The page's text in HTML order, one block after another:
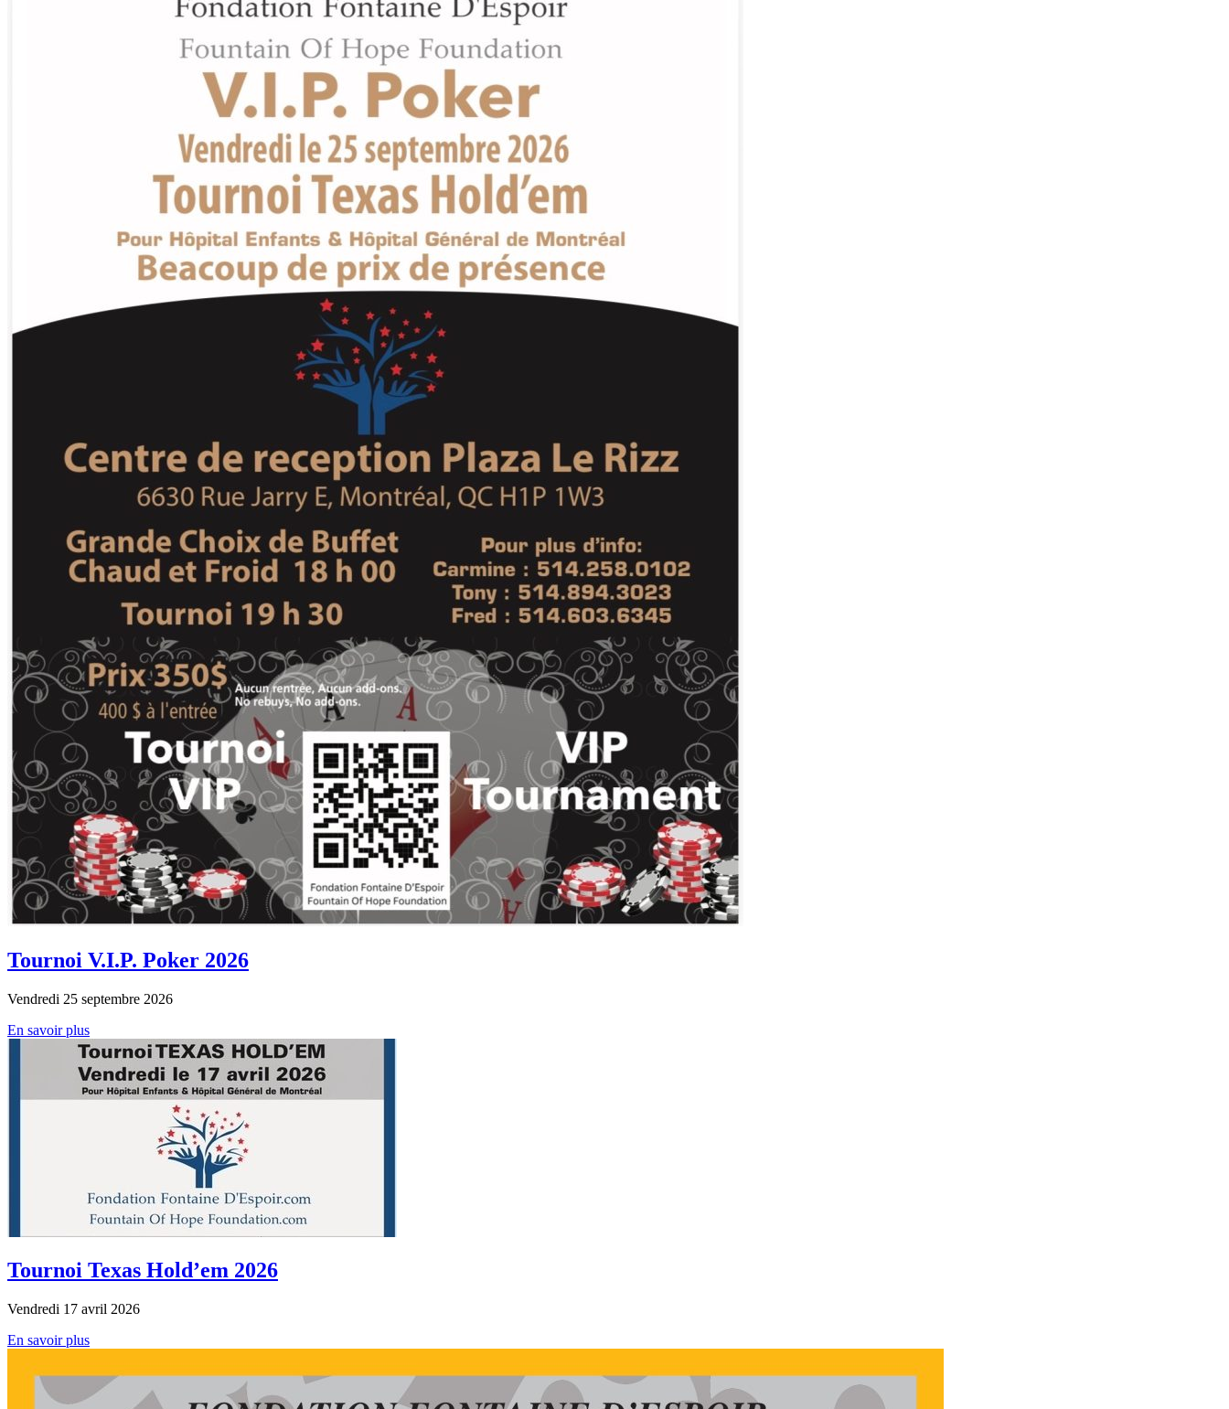
Tournoi V.I.P. Poker 2026
Vendredi 25 septembre 2026
En savoir plus
Tournoi Texas Hold’em 2026
Vendredi 17 avril 2026
En savoir plus